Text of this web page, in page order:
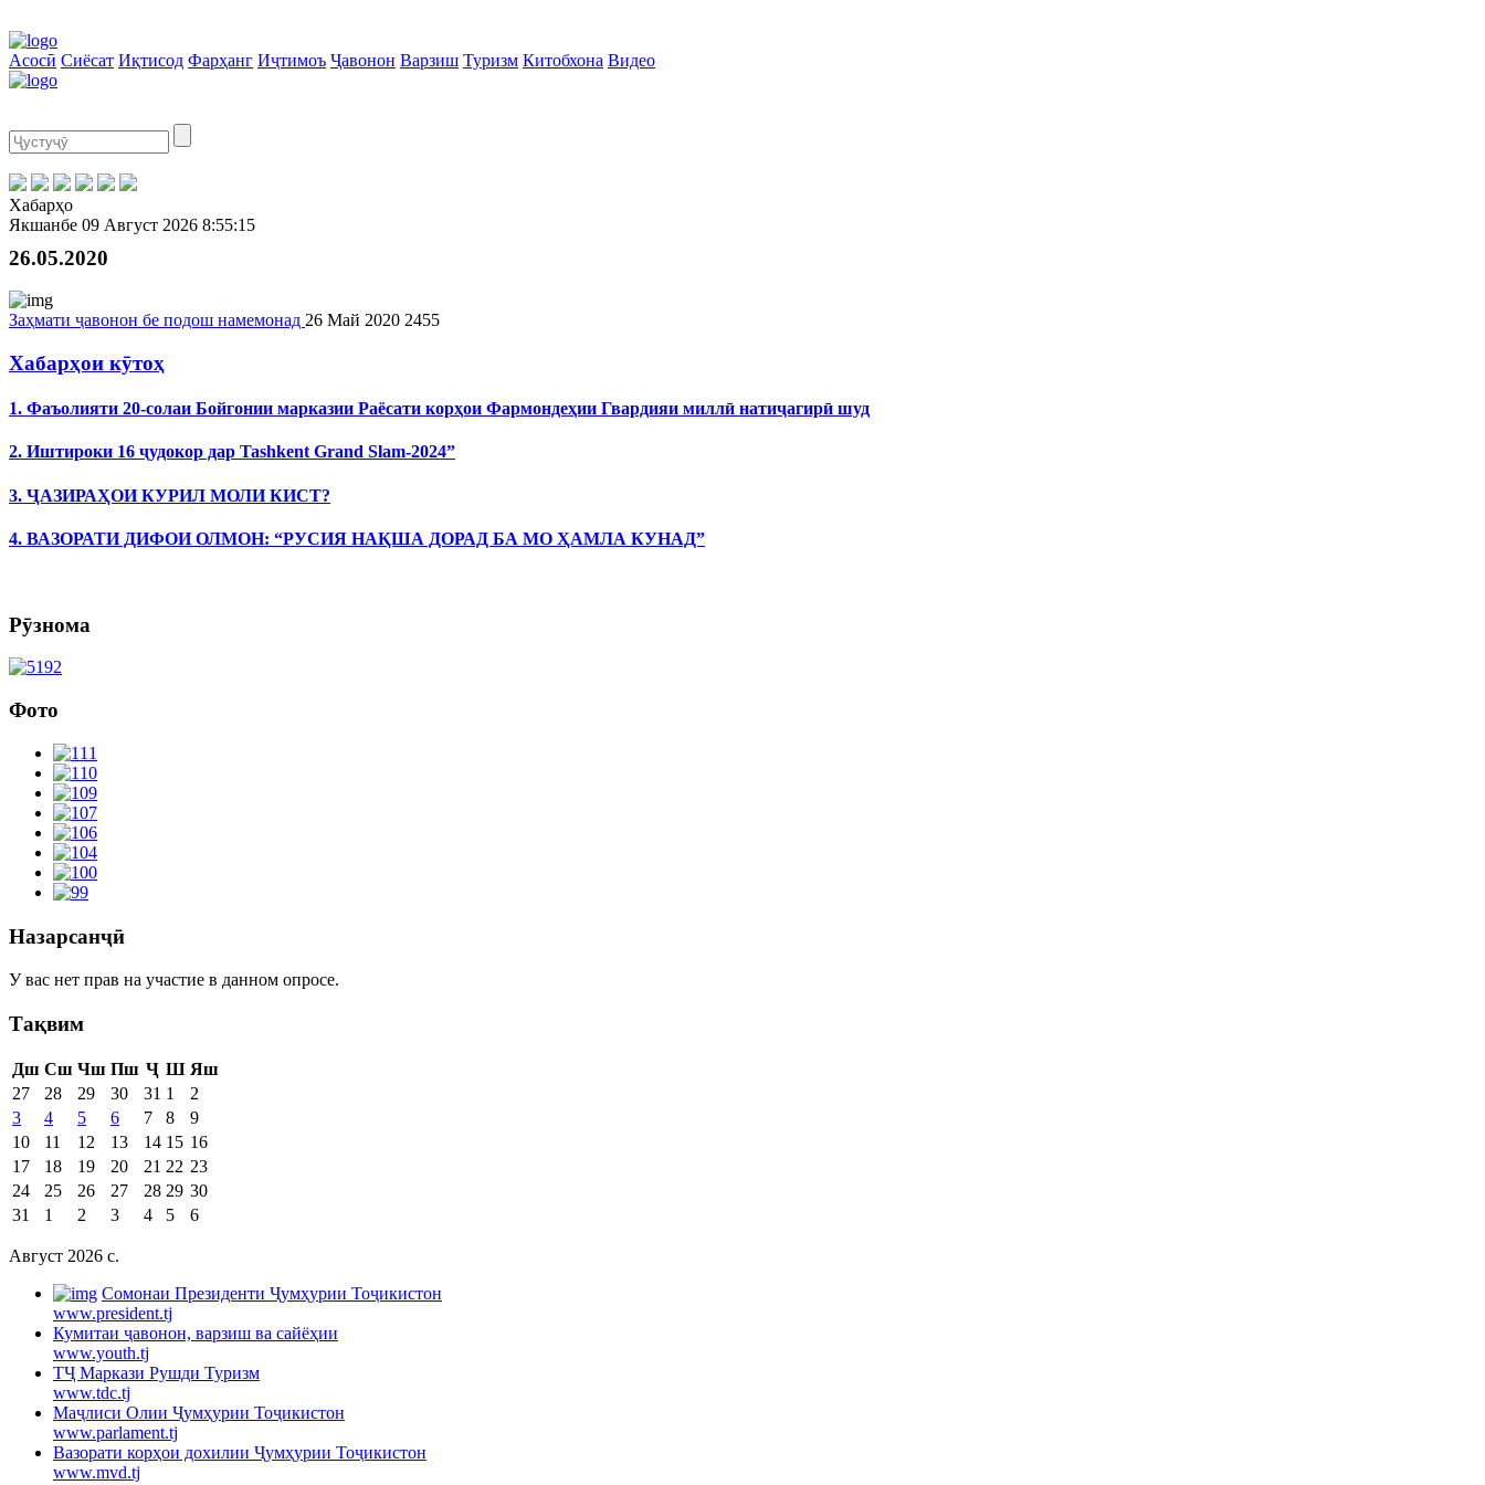
Асосӣ Сиёсат Иқтисод Фарҳанг Иҷтимоъ Ҷавонон Варзиш Туризм Китобхона Видео
Хабарҳо
Якшанбе 09 Август 2026 8:55:15
26.05.2020
Заҳмати ҷавонон бе подош намемонад 26 Май 2020 2455
Хабарҳои кӯтоҳ
1. Фаъолияти 20-солаи Бойгонии марказии Раёсати корҳои Фармондеҳии Гвардияи миллӣ натиҷагирӣ шуд
2. Иштироки 16 ҷудокор дар Tashkent Grand Slam-2024”
3. ҶАЗИРАҲОИ КУРИЛ МОЛИ КИСТ?
4. ВАЗОРАТИ ДИФОИ ОЛМОН: “РУСИЯ НАҚША ДОРАД БА МО ҲАМЛА КУНАД”
Рӯзнома
Фото
Назарсанҷӣ
У вас нет прав на участие в данном опросе.
Тақвим
Дш Сш Чш Пш Ҷ Ш Яш
27
28 29 30 31 1
2
3
4 5 6 7 8
9
10
11 12 13 14 15 16
17
18 19 20 21 22 23
24
25 26 27 28 29 30
31
1 2 3 4 5 6
Август 2026 c.
Cомонаи Президенти Ҷумҳурии Тоҷикистон
www.president.tj
Кумитаи ҷавонон, варзиш ва сайёҳии
www.youth.tj
ТҶ Маркази Рушди Туризм
www.tdc.tj
Маҷлиси Олии Ҷумҳурии Тоҷикистон
www.parlament.tj
Вазорати корҳои дохилии Ҷумҳурии Тоҷикистон
www.mvd.tj